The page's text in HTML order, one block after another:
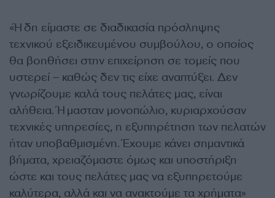
«Ήδη είμαστε σε διαδικασία πρόσληψης
τεχνικού εξειδικευμένου συμβούλου, ο οποίος
θα βοηθήσει στην επιχείρηση σε τομείς που
υστερεί – καθώς δεν τις είχε αναπτύξει. Δεν
γνωρίζουμε καλά τους πελάτες μας, είναι
αλήθεια. Ήμασταν μονοπώλιο, κυριαρχούσαν
τεχνικές υπηρεσίες, η εξυπηρέτηση των πελατών
ήταν υποβαθμισμένη. Έχουμε κάνει σημαντικά
βήματα, χρειαζόμαστε όμως και υποστήριξη
ώστε και τους πελάτες μας να εξυπηρετούμε
καλύτερα, αλλά και να ανακτούμε τα χρήματα»